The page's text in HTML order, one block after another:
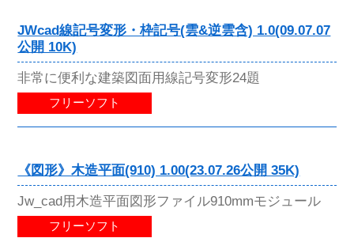
JWcad線記号変形・枠記号(雲&逆雲含) 1.0(09.07.07
公開 10K)
非常に便利な建築図面用線記号変形24題
フリーソフト
《図形》木造平面(910) 1.00(23.07.26公開 35K)
Jw_cad用木造平面図形ファイル910mmモジュール
フリーソフト